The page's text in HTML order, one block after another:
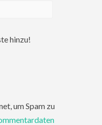
hinzu!
um Spam zu